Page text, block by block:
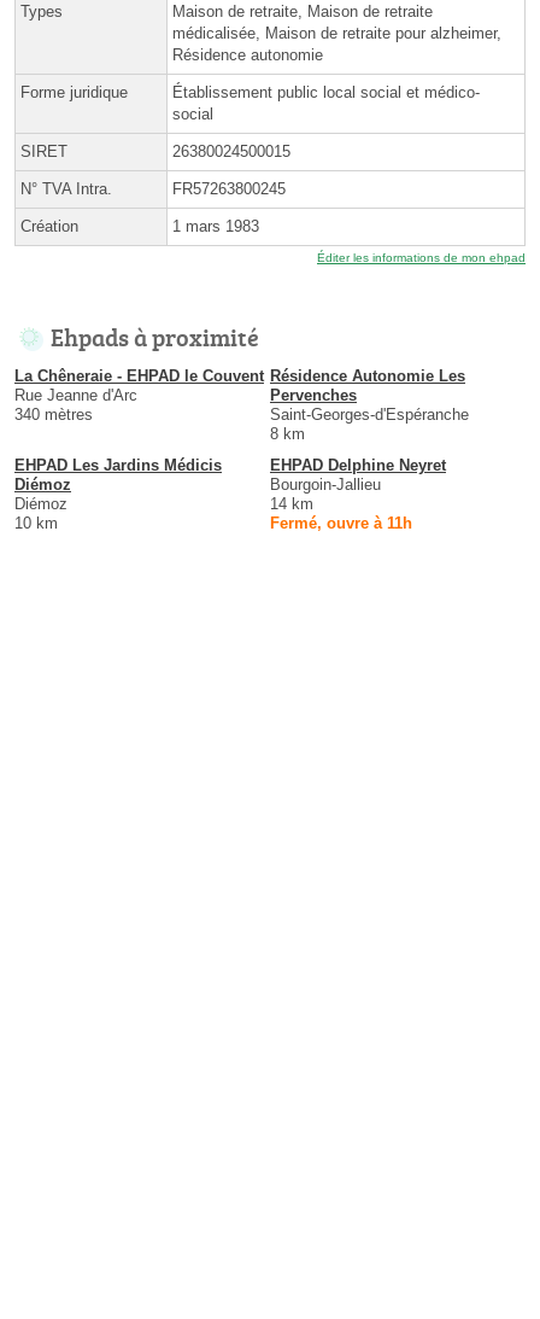
Types
Maison de retraite, Maison de retraite
médicalisée, Maison de retraite pour alzheimer,
Résidence autonomie
Forme juridique
Établissement public local social et médico-
social
SIRET 26380024500015
N° TVA Intra. FR57263800245
Création 1 mars 1983
Éditer les informations de mon ehpad
Ehpads à proximité
La Chêneraie - EHPAD le Couvent
Rue Jeanne d'Arc
340 mètres
Résidence Autonomie Les
Pervenches
Saint-Georges-d'Espéranche
8 km
EHPAD Les Jardins Médicis
Diémoz
Diémoz
10 km
EHPAD Delphine Neyret
Bourgoin-Jallieu
14 km
Fermé, ouvre à 11h